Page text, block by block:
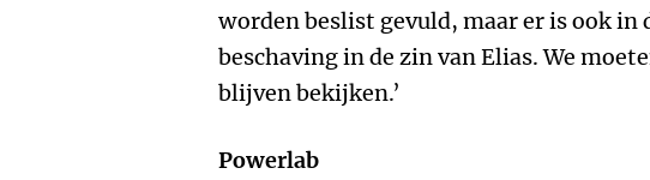
worden beslist gevuld, maar er is ook in
beschaving in de zin van Elias. We
blijven bekijken.’
Powerlab